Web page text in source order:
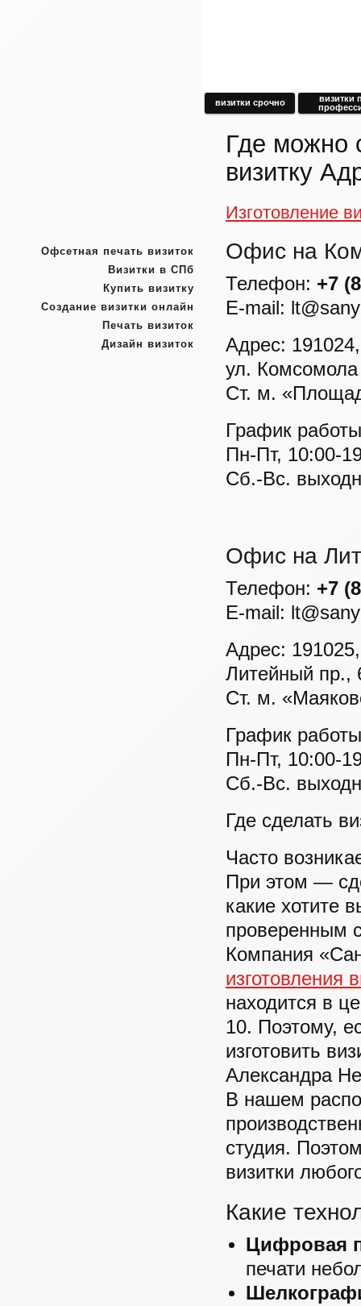
визитки срочно
визитки
Офсетная печать визиток
Визитки в СПб
Купить визитку
Создание визитки онлайн
Печать визиток
Дизайн визиток
Где можно
визитку
Изготовление
Офис на
Телефон: +7
E-mail:
Адрес:
ул.
Ст. м.
График
Пн-Пт, 10:00-
Cб.-Вс.
Офис на
Телефон: +7
E-mail:
Адрес:
Литейный пр.,
Ст. м.
График
Пн-Пт, 10:00-
Cб.-Вс.
Где сделать
Часто
При этом —
какие хотите
проверенным
Компания
изготовления
находится в
10. Поэтому,
изготовить
Александра
В нашем
студия.
визитки
Какие
Цифровая
печати